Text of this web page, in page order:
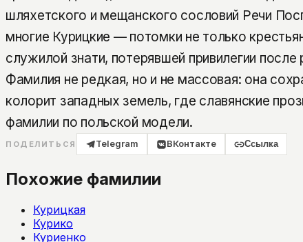
шляхетского и мещанского сословий Речи
многие Курицкие — потомки не только
служилой знати, потерявшей привилегии
Фамилия не редкая, но и не массовая: она
колорит западных земель, где славянские
фамилии по польской модели.
ПОДЕЛИТЬСЯ Telegram ВКонтакте Ссылка
Похожие фамилии
Курицкая
Курико
Куриенко